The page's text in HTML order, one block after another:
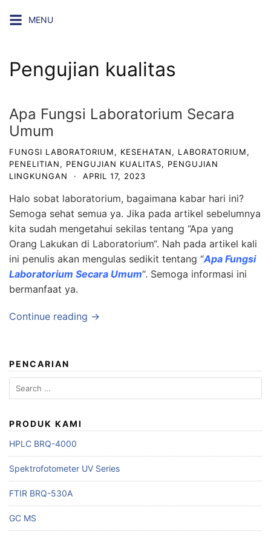
MENU
Pengujian kualitas
Apa Fungsi Laboratorium Secara
Umum
FUNGSI LABORATORIUM, KESEHATAN, LABORATORIUM,
PENELITIAN, PENGUJIAN KUALITAS, PENGUJIAN
LINGKUNGAN
· APRIL 17, 2023
Halo sobat laboratorium, bagaimana kabar hari ini?
Semoga sehat semua ya. Jika pada artikel sebelumnya
kita sudah mengetahui sekilas tentang “Apa yang
Orang Lakukan di Laboratorium“. Nah pada artikel kali
ini penulis akan mengulas sedikit tentang “Apa Fungsi
Laboratorium Secara Umum“. Semoga informasi ini
bermanfaat ya.
Continue reading →
PENCARIAN
Search
for:
PRODUK KAMI
HPLC BRQ-4000
Spektrofotometer UV Series
FTIR BRQ-530A
GC MS